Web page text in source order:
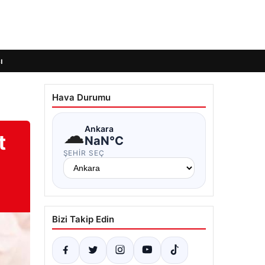
Hava Durumu
☁Ankara
NaN°C
ŞEHIR SEÇ
Bizi Takip Edin